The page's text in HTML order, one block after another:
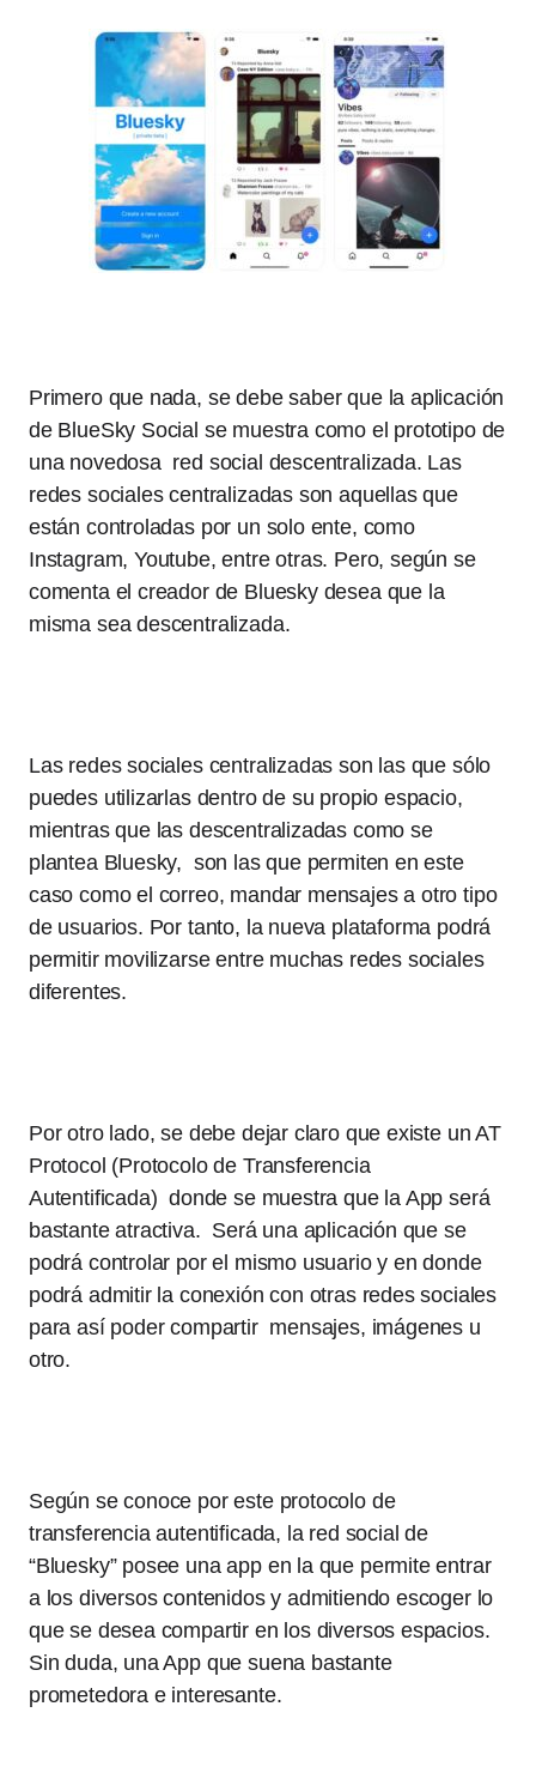
Primero que nada, se debe saber que la aplicación
de BlueSky Social se muestra como el prototipo de
una novedosa red social descentralizada. Las
redes sociales centralizadas son aquellas que
están controladas por un solo ente, como
Instagram, Youtube, entre otras. Pero, según se
comenta el creador de Bluesky desea que la
misma sea descentralizada.
Las redes sociales centralizadas son las que sólo
puedes utilizarlas dentro de su propio espacio,
mientras que las descentralizadas como se
plantea Bluesky, son las que permiten en este
caso como el correo, mandar mensajes a otro tipo
de usuarios. Por tanto, la nueva plataforma podrá
permitir movilizarse entre muchas redes sociales
diferentes.
Por otro lado, se debe dejar claro que existe un AT
Protocol (Protocolo de Transferencia
Autentificada) donde se muestra que la App será
bastante atractiva. Será una aplicación que se
podrá controlar por el mismo usuario y en donde
podrá admitir la conexión con otras redes sociales
para así poder compartir mensajes, imágenes u
otro.
Según se conoce por este protocolo de
transferencia autentificada, la red social de
“Bluesky” posee una app en la que permite entrar
a los diversos contenidos y admitiendo escoger lo
que se desea compartir en los diversos espacios.
Sin duda, una App que suena bastante
prometedora e interesante.